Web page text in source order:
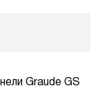
Graude GS